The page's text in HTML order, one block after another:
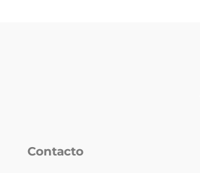
Contacto